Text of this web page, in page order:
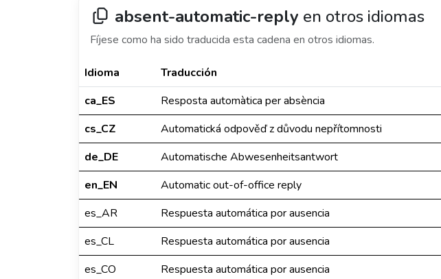
absent-automatic-reply en otros idiomas
Fíjese como ha sido traducida esta cadena en otros idiomas.
Idioma Traducción
ca_ES
Resposta automàtica per absència
cs_CZ
Automatická odpověď z důvodu nepřítomnosti
de_DE
Automatische Abwesenheitsantwort
en_EN
Automatic out-of-office reply
es_AR
Respuesta automática por ausencia
es_CL
Respuesta automática por ausencia
es_CO
Respuesta automática por ausencia